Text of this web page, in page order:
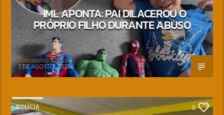
IML APONTA: PAI DILACEROU O
PRÓPRIO FILHO DURANTE ABUSO
Jornalismo Nativa
7 DE AGOSTO, 2026
POLÍCIA 0